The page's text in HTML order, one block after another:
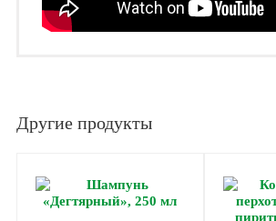
Другие продукты